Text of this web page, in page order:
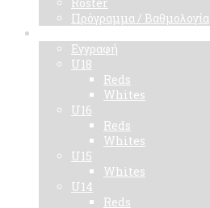
Πρόγραμμα / Βαθμολογία
Εγγραφή
U18
Reds
Whites
U16
Reds
Whites
U15
Whites
U14
Reds